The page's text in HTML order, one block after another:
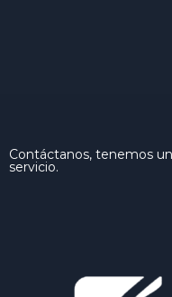
Contáctanos, tenemos
servicio.